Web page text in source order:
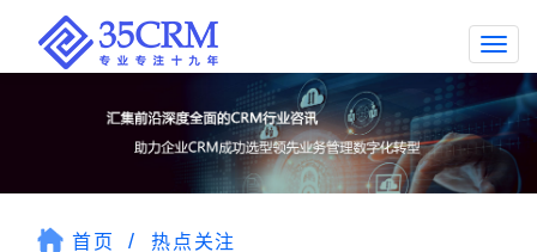
首页 热点关注